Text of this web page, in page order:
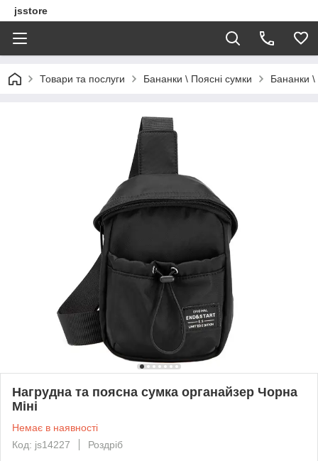
jsstore
Товари та послуги Бананки \ Поясні сумки Бананки \
Нагрудна та поясна сумка органайзер Чорна
Міні
Немає в наявності
Код: js14227
Роздріб